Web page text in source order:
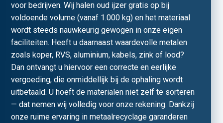
voor bedrijven. Wij halen oud ijzer gratis op bij
voldoende volume (vanaf 1.000 kg) en het materiaal
wordt steeds nauwkeurig gewogen in onze eigen
faciliteiten. Heeft u daarnaast waardevolle metalen
zoals koper, RVS, aluminium, kabels, zink of lood?
Dan ontvangt u hiervoor een correcte en eerlijke
vergoeding, die onmiddellijk bij de ophaling wordt
uitbetaald. U hoeft de materialen niet zelf te sorteren
— dat nemen wij volledig voor onze rekening. Dankzij
onze ruime ervaring in metaalrecyclage garanderen